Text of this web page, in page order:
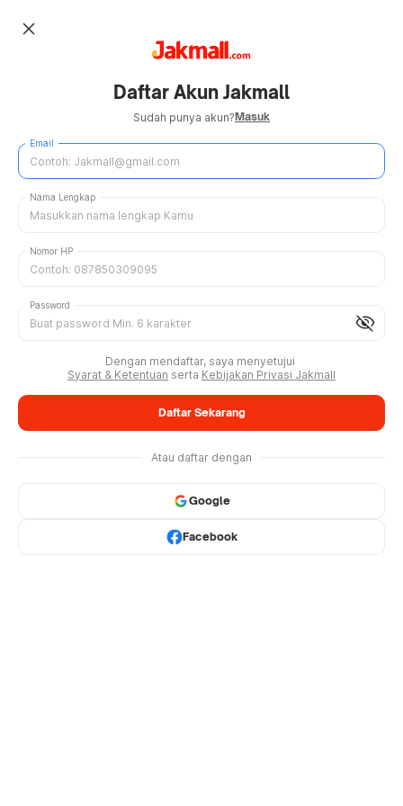
close
Daftar Akun Jakmall
Sudah punya akun?Masuk
Email
Nama Lengkap
Nomor HP
visibility_off
Password
Dengan mendaftar, saya menyetujui
Syarat & Ketentuan serta Kebijakan Privasi Jakmall
Daftar Sekarang
Atau daftar dengan
Google
Facebook